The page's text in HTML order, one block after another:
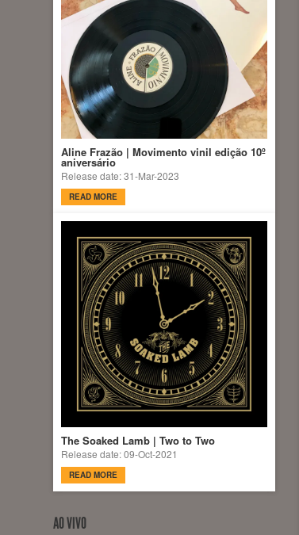
Aline Frazão | Movimento vinil edição 10º
aniversário
Release date: 31-Mar-2023
READ MORE
The Soaked Lamb | Two to Two
Release date: 09-Oct-2021
READ MORE
AO VIVO